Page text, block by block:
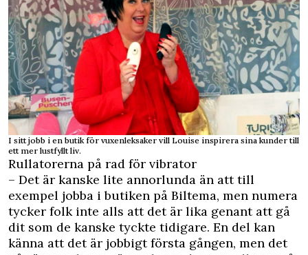
I sitt jobb i en butik för vuxenleksaker vill Louise inspirera sina kunder till
ett mer lustfyllt liv.
Rullatorerna på rad för vibrator
– Det är kanske lite annorlunda än att till
exempel jobba i butiken på Biltema, men numera
tycker folk inte alls att det är lika genant att gå
dit som de kanske tyckte tidigare. En del kan
känna att det är jobbigt första gången, men det